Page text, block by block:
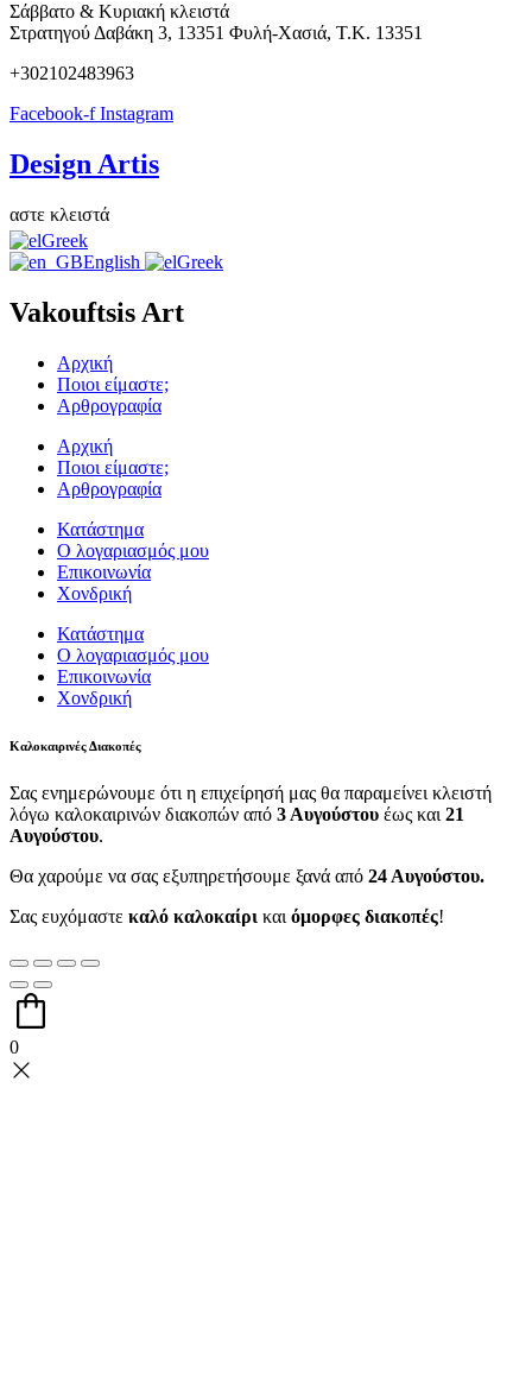
Σάββατο & Κυριακή κλειστά
Στρατηγού Δαβάκη 3, 13351 Φυλή-Χασιά, Τ.Κ. 13351
+302102483963
Facebook-f Instagram
Design Artis
κλειστά
Greek
English
Greek
Vakouftsis Art
Αρχική
Ποιοι είμαστε;
Αρθρογραφία
Αρχική
Ποιοι είμαστε;
Αρθρογραφία
Κατάστημα
Ο λογαριασμός μου
Επικοινωνία
Χονδρική
Κατάστημα
Ο λογαριασμός μου
Επικοινωνία
Χονδρική
Καλοκαιρινές Διακοπές
Σας ενημερώνουμε ότι η επιχείρησή μας θα παραμείνει κλειστή
λόγω καλοκαιρινών διακοπών από 3 Αυγούστου έως και 21
Αυγούστου.
Θα χαρούμε να σας εξυπηρετήσουμε ξανά από 24 Αυγούστου.
Σας ευχόμαστε καλό καλοκαίρι και όμορφες διακοπές!
0